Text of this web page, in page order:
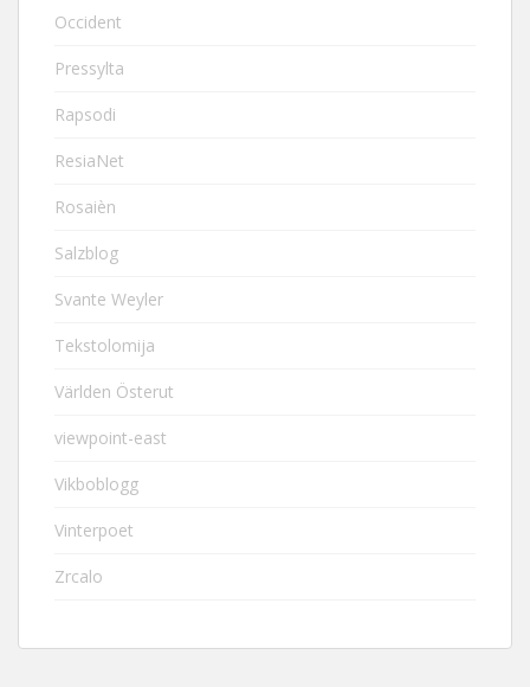
Occident
Pressylta
Rapsodi
ResiaNet
Rosaièn
Salzblog
Svante Weyler
Tekstolomija
Världen Österut
viewpoint-east
Vikboblogg
Vinterpoet
Zrcalo